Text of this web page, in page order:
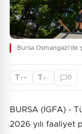
Bursa Osmangazi'de
TT+ TT - 0
BURSA (İGFA) -
2026 yılı faaliyet